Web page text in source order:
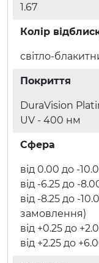
1.67
Колір
світло-
Покриття
DuraVision
UV - 400 нм
Сфера
від 0.00 до -
від -6.25 до -
від -8.25 до -
замовлення)
від +0.25 до
від +2.25 до